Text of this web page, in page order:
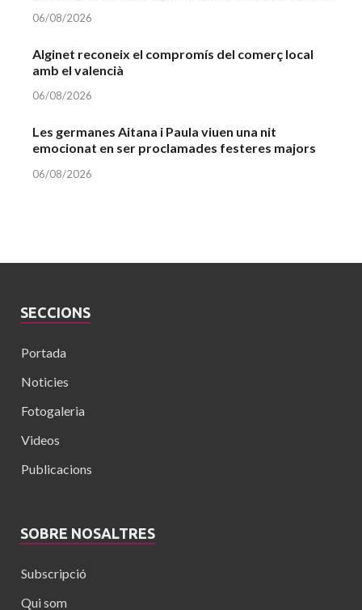
06/08/2026
Alginet reconeix el compromís del comerç local
amb el valencià
06/08/2026
Les germanes Aitana i Paula viuen una nit
emocionat en ser proclamades festeres majors
06/08/2026
SECCIONS
Portada
Noticies
Fotogaleria
Videos
Publicacions
SOBRE NOSALTRES
Subscripció
Qui som